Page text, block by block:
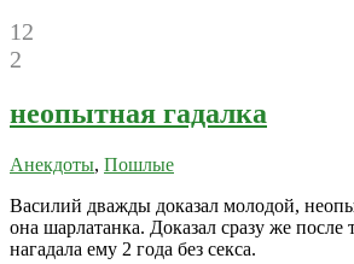
12
2
неопытная гадалка
Анекдоты, Пошлые
Василий дважды доказал молодой,
она шарлатанка. Доказал сразу же после
нагадала ему 2 года без секса.